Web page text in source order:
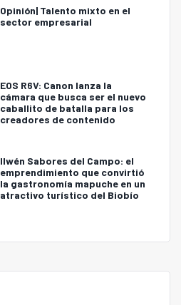
Opinión| Talento mixto en el
sector empresarial
EOS R6V: Canon lanza la
cámara que busca ser el nuevo
caballito de batalla para los
creadores de contenido
Ilwén Sabores del Campo: el
emprendimiento que convirtió
la gastronomía mapuche en un
atractivo turístico del Biobío